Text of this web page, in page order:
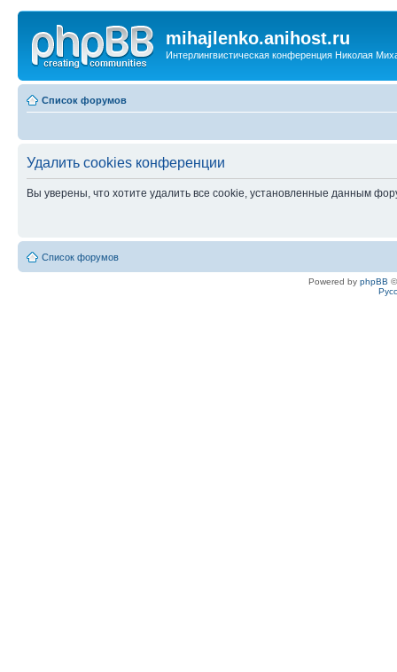
mihajlenko.anihost.ru
Интерлингвистическая конференция Николая
Список форумов
Удалить cookies конференции
Вы уверены, что хотите удалить все cookie, установленные данным
Список форумов
Powered by phpBB